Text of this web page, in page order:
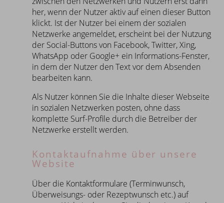
her, wenn der Nutzer aktiv auf einen dieser Button
klickt. Ist der Nutzer bei einem der sozialen
Netzwerke angemeldet, erscheint bei der Nutzung
der Social-Buttons von Facebook, Twitter, Xing,
WhatsApp oder Google+ ein Informations-Fenster,
in dem der Nutzer den Text vor dem Absenden
bearbeiten kann.
Als Nutzer können Sie die Inhalte dieser Webseite
in sozialen Netzwerken posten, ohne dass
komplette Surf-Profile durch die Betreiber der
Netzwerke erstellt werden.
Kontakt­aufnahme über unsere
Website
Über die Kontaktformulare (Terminwunsch,
Überweisungs- oder Rezeptwunsch etc.) auf